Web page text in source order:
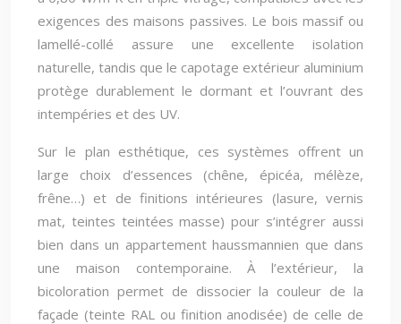
exigences des maisons passives. Le bois massif ou
lamellé-collé assure une excellente isolation
naturelle, tandis que le capotage extérieur aluminium
protège durablement le dormant et l’ouvrant des
intempéries et des UV.
Sur le plan esthétique, ces systèmes offrent un
large choix d’essences (chêne, épicéa, mélèze,
frêne…) et de finitions intérieures (lasure, vernis
mat, teintes teintées masse) pour s’intégrer aussi
bien dans un appartement haussmannien que dans
une maison contemporaine. À l’extérieur, la
bicoloration permet de dissocier la couleur de la
façade (teinte RAL ou finition anodisée) de celle de